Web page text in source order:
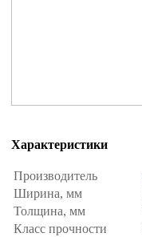
Характеристики
Производитель
Ширина, мм
Толщина, мм
Класс прочности